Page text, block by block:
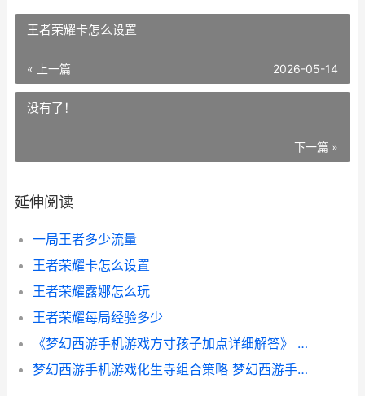
王者荣耀卡怎么设置
« 上一篇 2026-05-14
没有了！
下一篇 »
延伸阅读
一局王者多少流量
王者荣耀卡怎么设置
王者荣耀露娜怎么玩
王者荣耀每局经验多少
《梦幻西游手机游戏方寸孩子加点详细解答》 梦幻西游手机怎么多开
梦幻西游手机游戏化生寺组合策略 梦幻西游手机游戏官网